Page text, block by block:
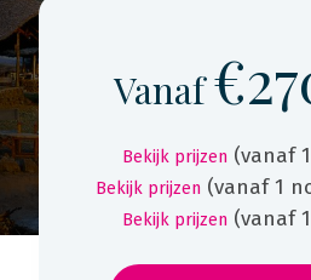
Vanaf
Bekijk prijzen (vanaf
Bekijk prijzen (vanaf 1
Bekijk prijzen (vanaf